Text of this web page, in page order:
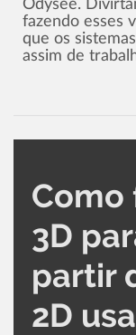
Odysee.
fazendo esses
que os
assim de
Como
3D
partir
2D